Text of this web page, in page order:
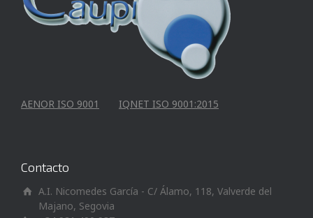
AENOR ISO 9001 IQNET ISO 9001:2015
Contacto
A.I. Nicomedes García - C/ Álamo, 118, Valverde del
Majano, Segovia